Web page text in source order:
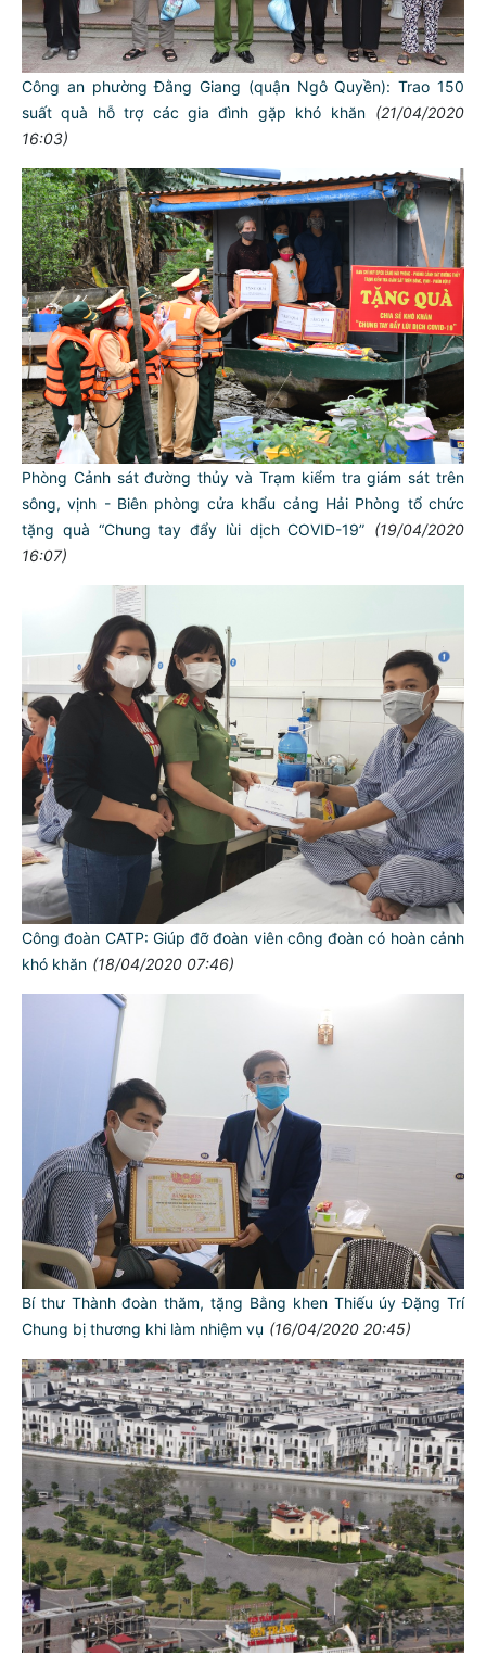
Công an phường Đằng Giang (quận Ngô Quyền): Trao 150
suất quà hỗ trợ các gia đình gặp khó khăn
(21/04/2020
16:03)
Phòng Cảnh sát đường thủy và Trạm kiểm tra giám sát trên
sông, vịnh - Biên phòng cửa khẩu cảng Hải Phòng tổ chức
tặng quà “Chung tay đẩy lùi dịch COVID-19” (19/04/2020
16:07)
Công đoàn CATP: Giúp đỡ đoàn viên công đoàn có hoàn cảnh
khó khăn (18/04/2020 07:46)
Bí thư Thành đoàn thăm, tặng Bằng khen Thiếu úy Đặng Trí
Chung bị thương khi làm nhiệm vụ (16/04/2020 20:45)